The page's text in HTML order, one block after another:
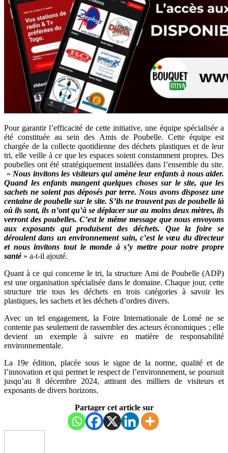
Pour garantir l’efficacité de cette initiative, une équipe spécialisée a
été constituée au sein des Amis de Poubelle. Cette équipe est
chargée de la collecte quotidienne des déchets plastiques et de leur
tri, elle veille à ce que les espaces soient constamment propres. Des
poubelles ont été stratégiquement installées dans l’ensemble du site.
» Nous invitons les visiteurs qui amène leur enfants à nous aider.
Quand les enfants mangent quelques choses sur le site, que les
sachets ne soient pas déposés par terre. Nous avons disposez une
centaine de poubelle sur le site. S’ils ne trouvent pas de poubelle là
où ils sont, ils n’ont qu’à se déplacer sur au moins deux mètres, ils
verront des poubelles. C’est le même message que nous envoyons
aux exposants qui produisent des déchets. Que la foire se
déroulent dans un environnement sain, c’est le vœu du directeur
et nous invitons tout le monde à s’y mettre pour notre propre
santé» a-t-il ajouté.
Quant à ce qui concerne le tri, la structure Ami de Poubelle (ADP)
est une organisation spécialisée dans le domaine. Chaque jour, cette
structure trie tous les déchets en trois catégories à savoir les
plastiques, les sachets et les déchets d’ordres divers.
Avec un tel engagement, la Foire Internationale de Lomé ne se
contente pas seulement de rassembler des acteurs économiques ; elle
devient un exemple à suivre en matière de responsabilité
environnementale.
La 19e édition, placée sous le signe de la norme, qualité et de
l’innovation et qui permet le respect de l’environnement, se poursuit
jusqu’au 8 décembre 2024, attirant des milliers de visiteurs et
exposants de divers horizons.
Partager cet article sur